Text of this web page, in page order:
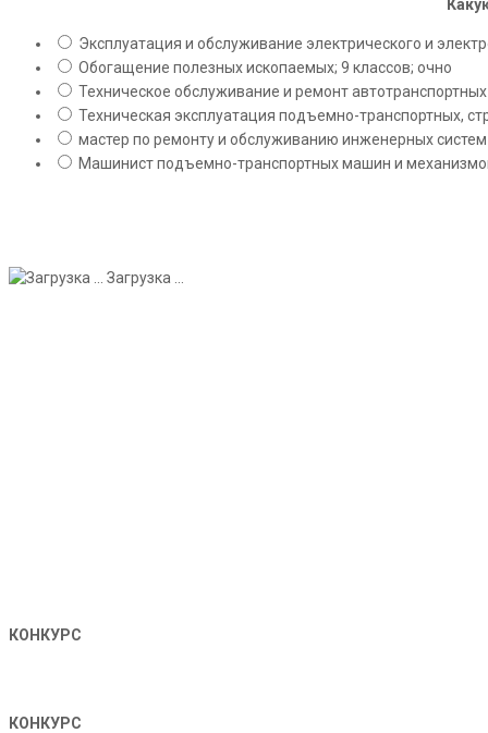
Эксплуатация и обслуживание электрического и
Обогащение полезных ископаемых; 9 классов; очно
Техническое обслуживание и ремонт
Техническая эксплуатация подъемно-транспортных,
мастер по ремонту и обслуживанию инженерных
Машинист подъемно-транспортных машин и
Загрузка ...
КОНКУРС
КОНКУРС